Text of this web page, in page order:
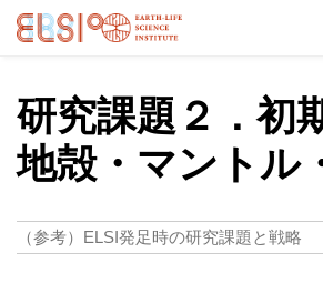
研究課題２．初
地殻・マントル
（参考）ELSI発足時の研究課題と戦略